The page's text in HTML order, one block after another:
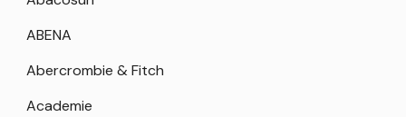
ABENA
Abercrombie & Fitch
Academie